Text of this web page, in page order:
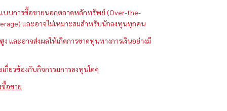
แบบการซื้อขายนอกตลาดหลักทรัพย์ (Over-the-
และอาจไม่เหมาะสมสำหรับนักลงทุนทุกคน
ง และอาจส่งผลให้เกิดการขาดทุนทางการเงินอย่างมี
กี่ยวข้องกับกิจกรรมการลงทุนใดๆ
ซื้อขาย